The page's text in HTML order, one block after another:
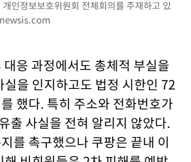
인정보보호위원회 전체회의를 주재하고 있
응 과정에서도 총체적 부실을
을 인지하고도 법정 시한인 72
했다. 특히 주소와 전화번호가
출 사실을 전혀 알리지 않았다.
를 촉구했으나 쿠팡은 끝내 이